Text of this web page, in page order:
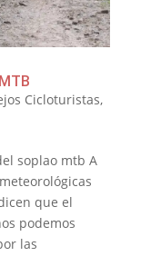
Cicloturistas,
soplao mtb A
que el
podemos
las